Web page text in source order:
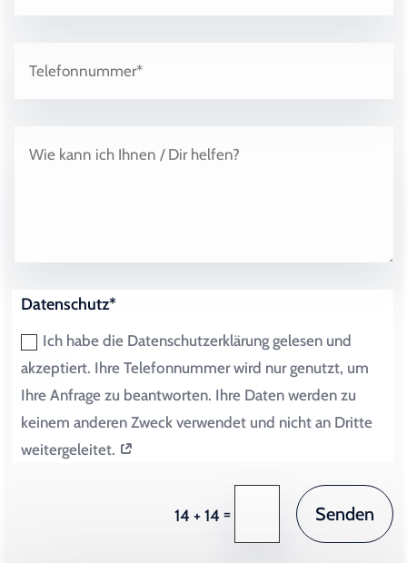
Datenschutz*
Ich habe die Datenschutzerklärung gelesen und
akzeptiert. Ihre Telefonnummer wird nur genutzt, um
Ihre Anfrage zu beantworten. Ihre Daten werden zu
keinem anderen Zweck verwendet und nicht an Dritte
weitergeleitet.
14 + 14 = Senden